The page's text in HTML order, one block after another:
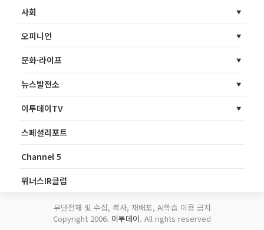
사회
오피니언
문화·라이프
뉴스발전소
이투데이TV
스페셜리포트
Channel 5
위너스IR클럽
무단전재 및 수집, 복사, 재배포, AI학습 이용 금지
Copyright 2006. 이투데이. All rights reserved